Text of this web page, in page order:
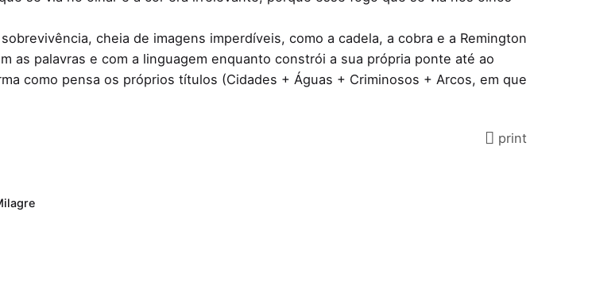
cheia de imagens imperdíveis, como a cadela, a cobra e a Remington
as palavras e com a linguagem enquanto constrói a sua própria ponte até ao
como pensa os próprios títulos (Cidades + Águas + Criminosos + Arcos, em que
print